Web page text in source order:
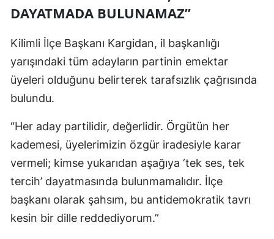
DAYATMADA BULUNAMAZ”
Kilimli İlçe Başkanı Kargidan, il başkanlığı
yarışındaki tüm adayların partinin emektar
üyeleri olduğunu belirterek tarafsızlık çağrısında
bulundu.
“Her aday partilidir, değerlidir. Örgütün her
kademesi, üyelerimizin özgür iradesiyle karar
vermeli; kimse yukarıdan aşağıya ‘tek ses, tek
tercih’ dayatmasında bulunmamalıdır. İlçe
başkanı olarak şahsım, bu antidemokratik tavrı
kesin bir dille reddediyorum.”